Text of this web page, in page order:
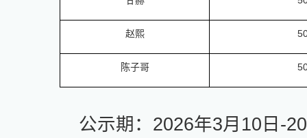
赵熙
陈子哥
公示期： 2026年3月 10 日 -